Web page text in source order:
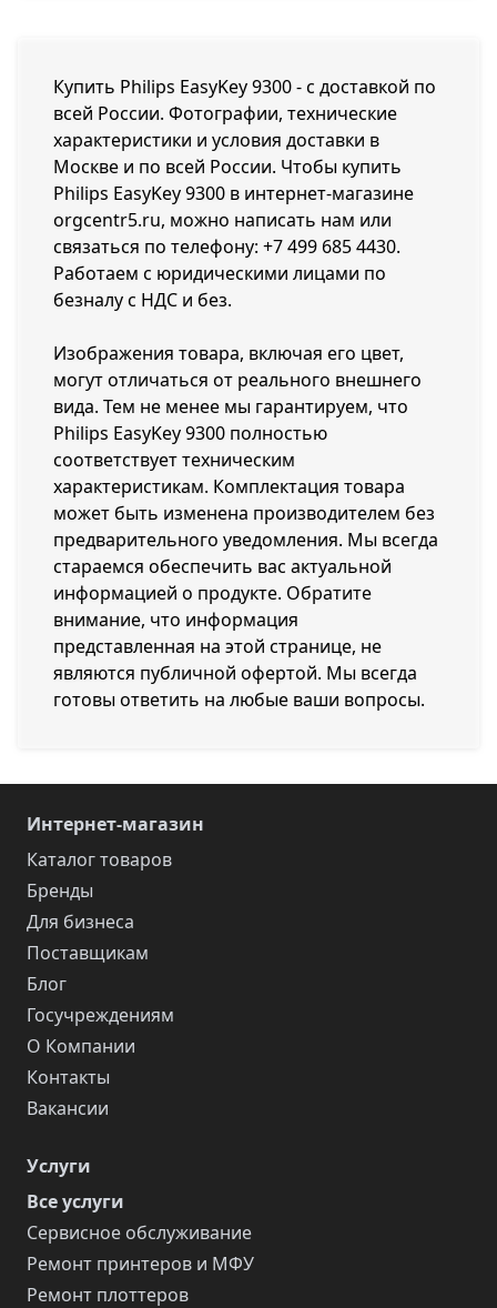
Купить Philips EasyKey 9300 - с доставкой по
всей России. Фотографии, технические
характеристики и условия доставки в
Москве и по всей России. Чтобы купить
Philips EasyKey 9300 в интернет-магазине
orgcentr5.ru, можно написать нам или
связаться по телефону: +7 499 685 4430.
Работаем с юридическими лицами по
безналу с НДС и без.
Изображения товара, включая его цвет,
могут отличаться от реального внешнего
вида. Тем не менее мы гарантируем, что
Philips EasyKey 9300 полностью
соответствует техническим
характеристикам. Комплектация товара
может быть изменена производителем без
предварительного уведомления. Мы всегда
стараемся обеспечить вас актуальной
информацией о продукте. Обратите
внимание, что информация
представленная на этой странице, не
являются публичной офертой. Мы всегда
готовы ответить на любые ваши вопросы.
Интернет-магазин
Каталог товаров
Бренды
Для бизнеса
Поставщикам
Блог
Госучреждениям
О Компании
Контакты
Вакансии
Услуги
Все услуги
Сервисное обслуживание
Ремонт принтеров и МФУ
Ремонт плоттеров